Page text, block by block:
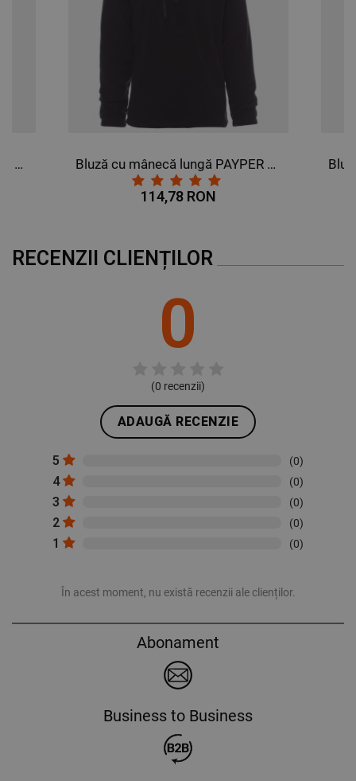
Bluză cu mânecă lungă PAYPER DOLOMITI+ GRI INCHIS Bluză cu mânecă lungă PAYPER DOLOMITI+ NEGRU
114,78 RON
RECENZII CLIENȚILOR
0
(0 recenzii)
ADAUGĂ RECENZIE
5 (0)
4 (0)
3 (0)
2 (0)
1 (0)
În acest moment, nu există recenzii ale clienților.
Abonament
Business to Business